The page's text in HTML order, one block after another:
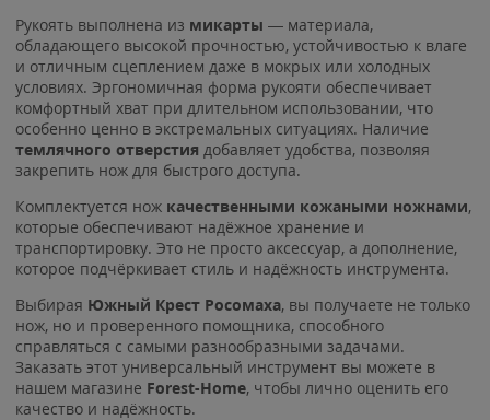
Рукоять выполнена из микарты — материала,
обладающего высокой прочностью, устойчивостью к влаге
и отличным сцеплением даже в мокрых или холодных
условиях. Эргономичная форма рукояти обеспечивает
комфортный хват при длительном использовании, что
особенно ценно в экстремальных ситуациях. Наличие
темлячного отверстия добавляет удобства, позволяя
закрепить нож для быстрого доступа.
Комплектуется нож качественными кожаными ножнами,
которые обеспечивают надёжное хранение и
транспортировку. Это не просто аксессуар, а дополнение,
которое подчёркивает стиль и надёжность инструмента.
Выбирая Южный Крест Росомаха, вы получаете не только
нож, но и проверенного помощника, способного
справляться с самыми разнообразными задачами.
Заказать этот универсальный инструмент вы можете в
нашем магазине Forest-Home, чтобы лично оценить его
качество и надёжность.